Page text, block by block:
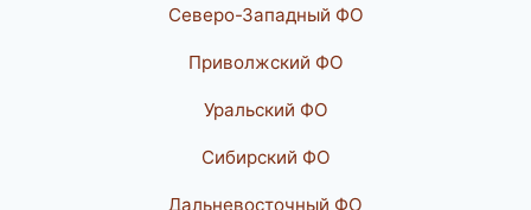
Северо-Западный ФО
Приволжский ФО
Уральский ФО
Сибирский ФО
Дальневосточный ФО